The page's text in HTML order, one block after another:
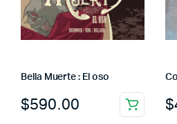
Bella Muerte : El oso
$590.00 $